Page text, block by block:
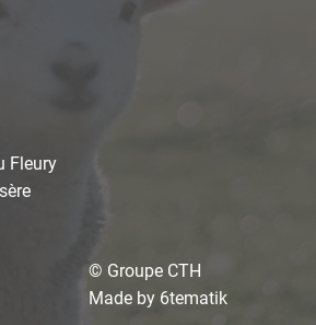
Fleury
© Groupe CTH
Made by 6tematik